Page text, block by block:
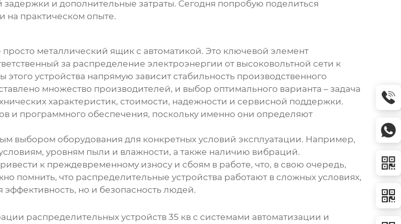
задержки и дополнительные затраты. Сегодня попробую поделиться
практическом опыте.
просто металлический ящик с автоматикой. Это ключевой элемент
за распределение электроэнергии от высоковольтной сети к
устройства напрямую зависит стабильность производственного
множество производителей, и выбор оптимального варианта – задача
характеристик, стоимости, надежности и сервисной поддержки.
и программного обеспечения, поскольку именно они определяют
выбором оборудования для конкретных условий эксплуатации. Например,
уровням пыли и влажности, а также наличию вибраций.
к преждевременному износу и сбоям в работе, что, в свою очередь,
помнить, что распределительные устройства работают в сложных условиях,
эффективность, но и безопасность людей.
распределительных устройств 35 квс системами автоматизации и